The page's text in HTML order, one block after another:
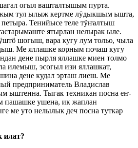
огыл вашталтышым пурта.
тул ылыж кертме лӱдыкшым ышта,
Тенийысе теле тӱҥалтыш
ятырлан нелырак ыле.
шогыш, вара кугу лум тольо, чыла
Ме яллашке корным почаш кугу
дене пырля яллашке миен толмо
илемыш, эсогыл изи яллашкат,
дене кудал эрташ лиеш. Ме
предприниматель Владислав
ыштенна. Тыгак техникан посна еҥ-
пашашке ушена, ик жаплан
ме уто нелылык деч посна туткар
илат?